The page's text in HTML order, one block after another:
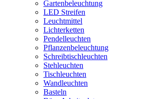
Gartenbeleuchtung
LED Streifen
Leuchtmittel
Lichterketten
Pendelleuchten
Pflanzenbeleuchtung
Schreibtischleuchten
Stehleuchten
Tischleuchten
Wandleuchten
Basteln